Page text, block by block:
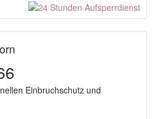
Einbruchschutz und